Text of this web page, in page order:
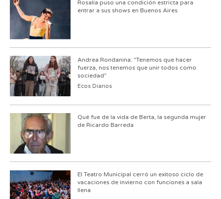
Rosalía puso una condición estricta para
entrar a sus shows en Buenos Aires
Andrea Rondanina: "Tenemos que hacer
fuerza, nos tenemos que unir todos como
sociedad"
Ecos Diarios
Qué fue de la vida de Berta, la segunda mujer
de Ricardo Barreda
El Teatro Municipal cerró un exitoso ciclo de
vacaciones de invierno con funciones a sala
llena